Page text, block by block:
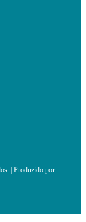
| Produzido por: